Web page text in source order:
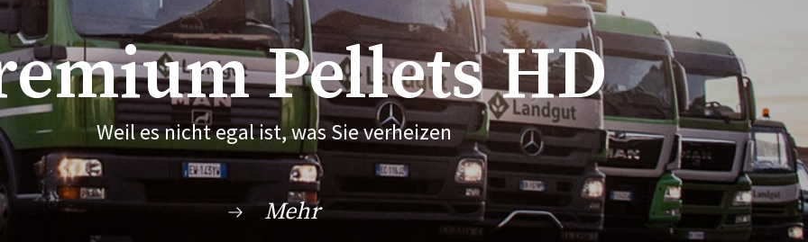
Pellets HD
Weil es nicht egal ist, was Sie verheizen
Mehr